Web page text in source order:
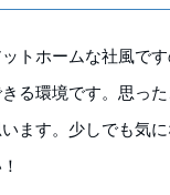
トホームな社風で
る環境です。思っ
ます。少しでも気